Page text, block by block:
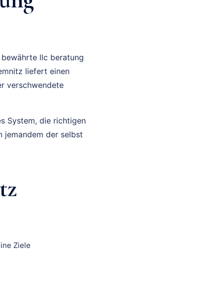
llc beratung
liefert einen
verschwendete
System, die richtigen
jemandem der selbst
Ziele